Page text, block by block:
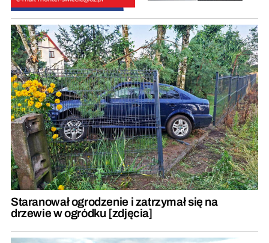
Staranował ogrodzenie i zatrzymał się na
drzewie w ogródku [zdjęcia]